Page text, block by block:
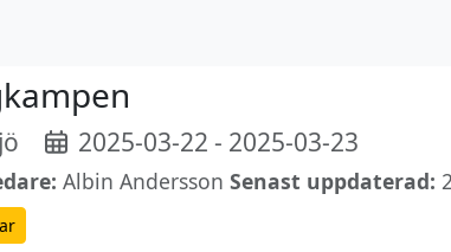
2025-03-22 - 2025-03-23
Albin Andersson Senast uppdaterad: